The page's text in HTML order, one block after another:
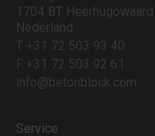
1704 BT Heerhugowaard
Nederland
T +31 72 503 93 40
F +31 72 503 92 61
info@betonblock.com
Service